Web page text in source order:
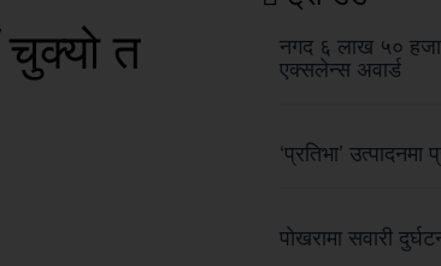
त
नगद ६ लाख ५०
एक्सलेन्स अवार्ड
‘प्रतिभा’
पोखरामा सवारी